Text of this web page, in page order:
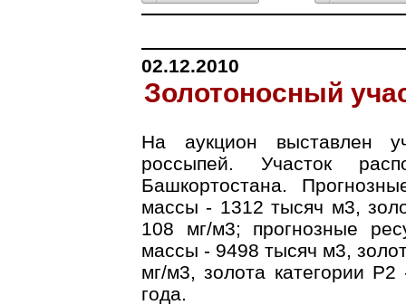
02.12.2010
Золотоносный
На аукцион выставлен
россыпей. Участок
Башкортостана.
массы - 1312 тысяч м3,
108 мг/м3; прогнозные
массы - 9498 тысяч м3,
мг/м3, золота категории
года.